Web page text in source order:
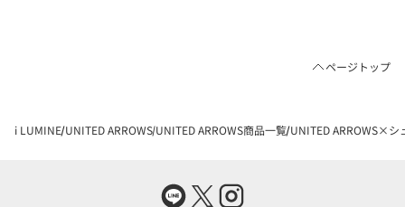
ページトップ
i LUMINE UNITED ARROWS UNITED ARROWS商品一覧 UNITED ARROWS×シ